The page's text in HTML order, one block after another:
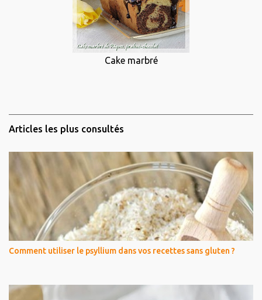
Cake marbré
Articles les plus consultés
Comment utiliser le psyllium dans vos recettes sans gluten ?